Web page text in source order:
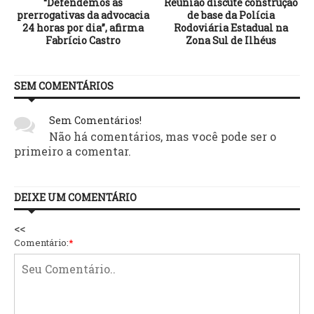
prerrogativas da advocacia
24 horas por dia”, afirma
Fabrício Castro
de base da Polícia
Rodoviária Estadual na
Zona Sul de Ilhéus
SEM COMENTÁRIOS
Sem Comentários!
Não há comentários, mas você pode ser o
primeiro a comentar.
DEIXE UM COMENTÁRIO
<<
Comentário:*